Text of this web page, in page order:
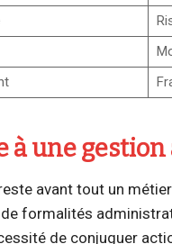
à une
avant tout un
formalités
de conjuguer